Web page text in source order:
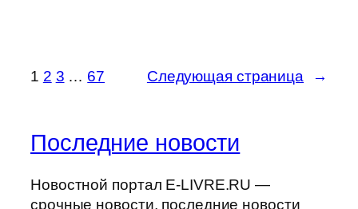
1 2 3 … 67 Следующая страница →
Последние новости
Новостной портал E-LIVRE.RU —
срочные новости, последние новости